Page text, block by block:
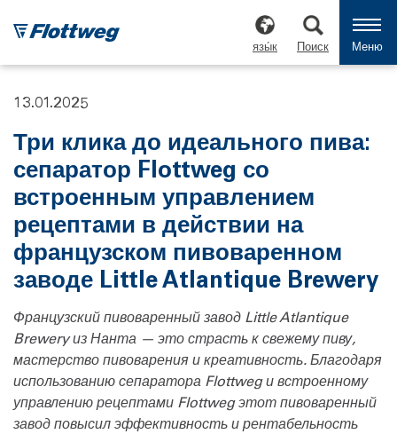
язы́к Поиск Меню
13.01.2025
Три клика до идеального пива:
сепаратор Flottweg со
встроенным управлением
рецептами в действии на
французском пивоваренном
заводе Little Atlantique Brewery
Французский пивоваренный завод Little Atlantique
Brewery из Нанта — это страсть к свежему пиву,
мастерство пивоварения и креативность. Благодаря
использованию сепаратора Flottweg и встроенному
управлению рецептами Flottweg этот пивоваренный
завод повысил эффективность и рентабельность